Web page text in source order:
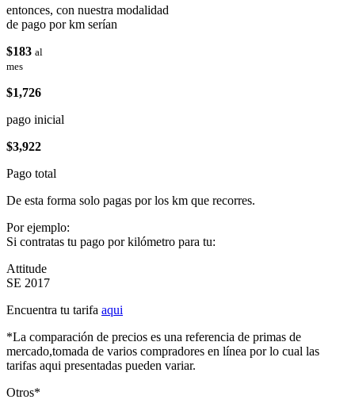
entonces, con nuestra modalidad
de pago por km serían
$183 al
mes
$1,726
pago inicial
$3,922
Pago total
De esta forma solo pagas por los km que recorres.
Por ejemplo:
Si contratas tu pago por kilómetro para tu:
Attitude
SE 2017
Encuentra tu tarifa aqui
*La comparación de precios es una referencia de primas de
mercado,tomada de varios compradores en línea por lo cual las
tarifas aqui presentadas pueden variar.
Otros*